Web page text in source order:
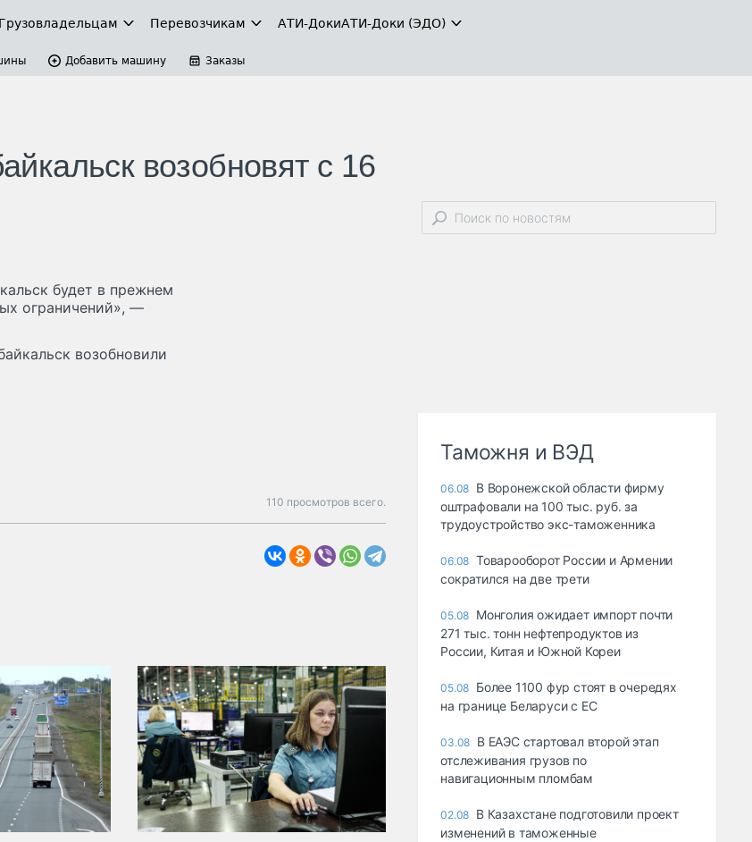
Грузовладельцам Перевозчикам АТИ-ДокиАТИ-Доки (ЭДО)
Добавить машину Заказы
возобновят с 16
будет в прежнем
ограничений», —
возобновили
110 просмотров всего.
Таможня и ВЭД
06.08 В Воронежской области фирму
оштрафовали на 100 тыс. руб. за
трудоустройство экс-таможенника
06.08 Товарооборот России и Армении
сократился на две трети
05.08 Монголия ожидает импорт почти
271 тыс. тонн нефтепродуктов из
России, Китая и Южной Кореи
05.08 Более 1100 фур стоят в очередях
на границе Беларуси с ЕС
03.08 В ЕАЭС стартовал второй этап
отслеживания грузов по
навигационным пломбам
02.08 В Казахстане подготовили проект
изменений в таможенные